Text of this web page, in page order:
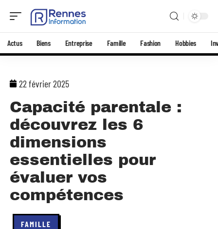
Actus Biens Entreprise Famille Fashion Hobbies
22 février 2025
Capacité parentale :
découvrez les 6
dimensions
essentielles pour
évaluer vos
compétences
FAMILLE